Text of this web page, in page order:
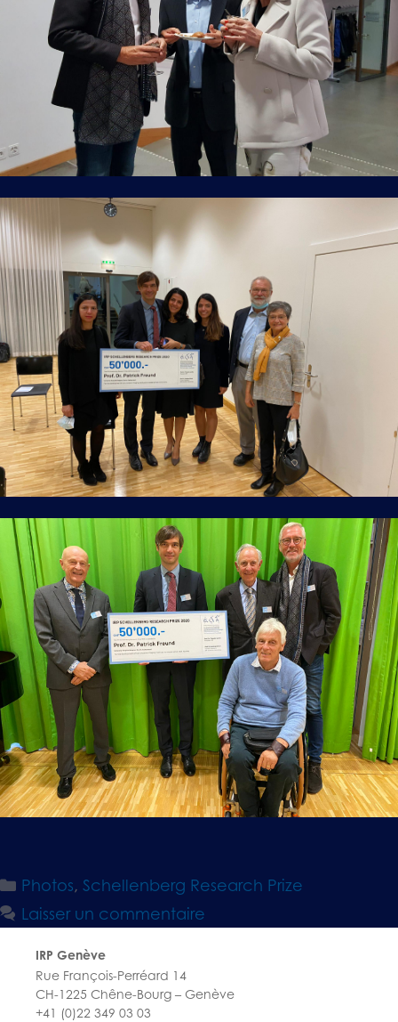
Photos, Schellenberg Research Prize
Laisser un commentaire
IRP Genève
Rue François-Perréard 14
CH-1225 Chêne-Bourg – Genève
+41 (0)22 349 03 03